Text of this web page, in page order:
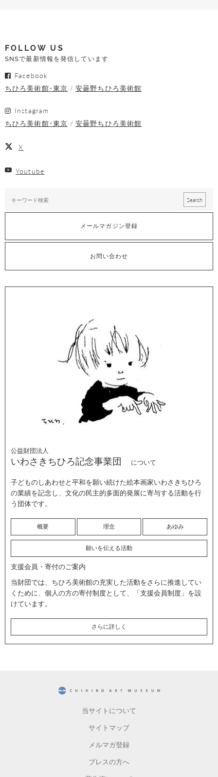
FOLLOW US
SNSで最新情報を発信しています
Facebook
ちひろ美術館･東京
安曇野ちひろ美術館
Instagram
ちひろ美術館･東京
安曇野ちひろ美術館
X
Youtube
メールマガジン登録
お問い合わせ
公益財団法人
いわさきちひろ記念事業団 について
子どものしあわせと平和を願い続けた絵本画家いわさきちひろ
の業績を記念し、文化の民主的多面的発展に寄与する活動を行
う団体です。
概要 理念 あゆみ
願いを伝える活動
支援会員・寄付のご案内
当財団では、ちひろ美術館の充実した活動をさらに推進してい
くために、個人の方の寄付制度として、「支援会員制度」を設
けています。
さらに詳しく
当サイトについて
サイトマップ
メルマガ登録
プレスの方へ